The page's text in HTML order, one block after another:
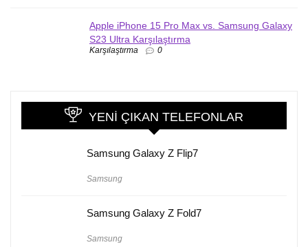
Apple iPhone 15 Pro Max vs. Samsung Galaxy
S23 Ultra Karşılaştırma
Karşılaştırma 0
YENI ÇIKAN TELEFONLAR
Samsung Galaxy Z Flip7
Samsung
Samsung Galaxy Z Fold7
Samsung